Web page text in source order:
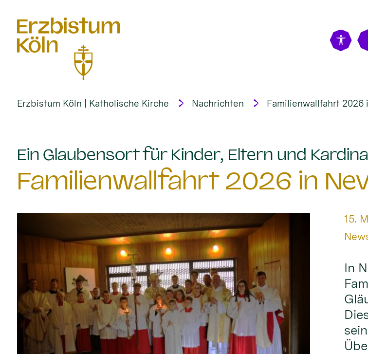
Erzbistum Köln | Katholische Kirche Nachrichten Familienwallfahrt 2026
Ein Glaubensort für Kinder, Eltern und
Familienwallfahrt 2026 in
15.
Von:
In